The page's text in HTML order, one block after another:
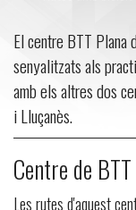
El centre BTT
senyalitzats als
amb els altres dos
i Lluçanès.
Centre de
Les rutes d'aquest